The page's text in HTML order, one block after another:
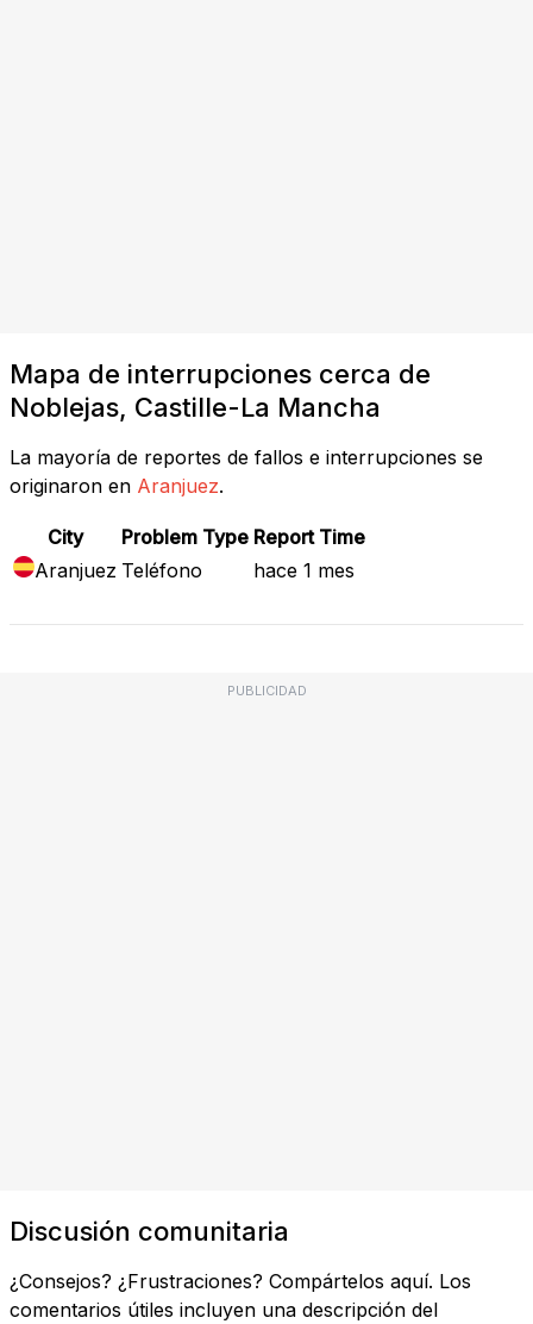
Mapa de interrupciones cerca de
Noblejas, Castille-La Mancha
La mayoría de reportes de fallos e interrupciones se
originaron en Aranjuez.
City Problem Type Report Time
Aranjuez Teléfono hace 1 mes
PUBLICIDAD
Discusión comunitaria
¿Consejos? ¿Frustraciones? Compártelos aquí. Los
comentarios útiles incluyen una descripción del